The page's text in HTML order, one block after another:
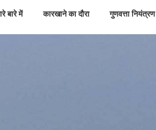
बारे में कारखाने का दौरा गुणवत्ता नियंत्रण